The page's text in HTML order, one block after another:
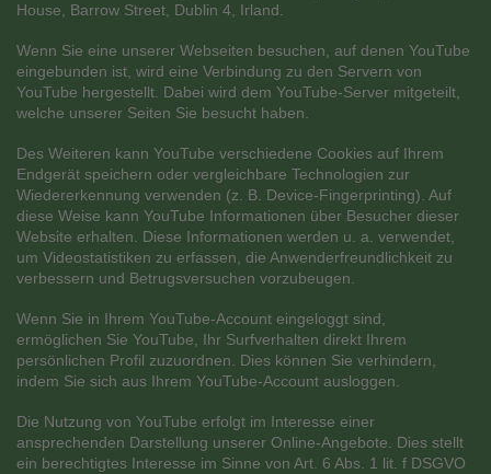
House, Barrow Street, Dublin 4, Irland.
Wenn Sie eine unserer Webseiten besuchen, auf denen YouTube
eingebunden ist, wird eine Verbindung zu den Servern von
YouTube hergestellt. Dabei wird dem YouTube-Server mitgeteilt,
welche unserer Seiten Sie besucht haben.
Des Weiteren kann YouTube verschiedene Cookies auf Ihrem
Endgerät speichern oder vergleichbare Technologien zur
Wiedererkennung verwenden (z. B. Device-Fingerprinting). Auf
diese Weise kann YouTube Informationen über Besucher dieser
Website erhalten. Diese Informationen werden u. a. verwendet,
um Videostatistiken zu erfassen, die Anwenderfreundlichkeit zu
verbessern und Betrugsversuchen vorzubeugen.
Wenn Sie in Ihrem YouTube-Account eingeloggt sind,
ermöglichen Sie YouTube, Ihr Surfverhalten direkt Ihrem
persönlichen Profil zuzuordnen. Dies können Sie verhindern,
indem Sie sich aus Ihrem YouTube-Account ausloggen.
Die Nutzung von YouTube erfolgt im Interesse einer
ansprechenden Darstellung unserer Online-Angebote. Dies stellt
ein berechtigtes Interesse im Sinne von Art. 6 Abs. 1 lit. f DSGVO